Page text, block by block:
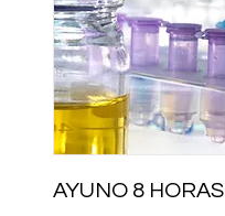
AYUNO 8 HORAS